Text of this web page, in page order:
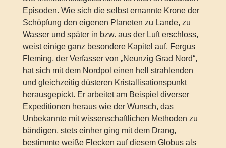
Episoden. Wie sich die selbst ernannte Krone der
Schöpfung den eigenen Planeten zu Lande, zu
Wasser und später in bzw. aus der Luft erschloss,
weist einige ganz besondere Kapitel auf. Fergus
Fleming, der Verfasser von „Neunzig Grad Nord“,
hat sich mit dem Nordpol einen hell strahlenden
und gleichzeitig düsteren Kristallisationspunkt
herausgepickt. Er arbeitet am Beispiel diverser
Expeditionen heraus wie der Wunsch, das
Unbekannte mit wissenschaftlichen Methoden zu
bändigen, stets einher ging mit dem Drang,
bestimmte weiße Flecken auf diesem Globus als